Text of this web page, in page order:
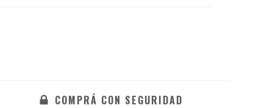
COMPRÁ CON SEGURIDAD